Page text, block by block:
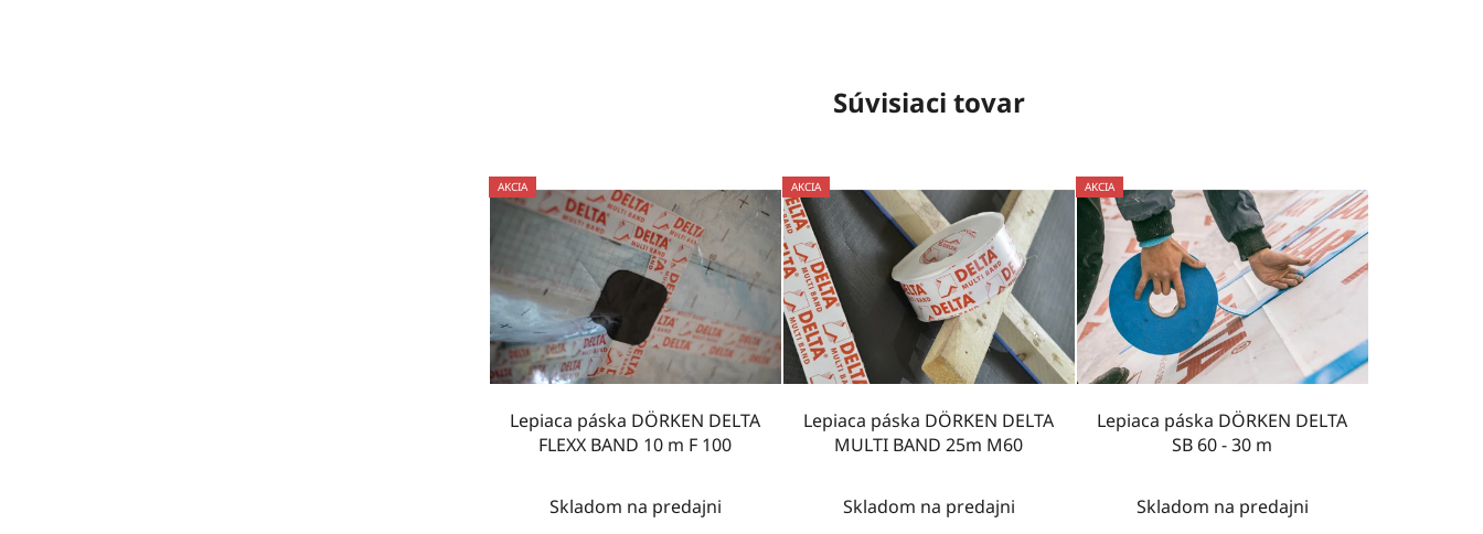
Súvisiaci tovar
AKCIA
Lepiaca páska DÖRKEN DELTA
FLEXX BAND 10 m F 100
Skladom na predajni
AKCIA
Lepiaca páska DÖRKEN DELTA
MULTI BAND 25m M60
Skladom na predajni
AKCIA
Lepiaca páska DÖRKEN DELTA
SB 60 - 30 m
Skladom na predajni